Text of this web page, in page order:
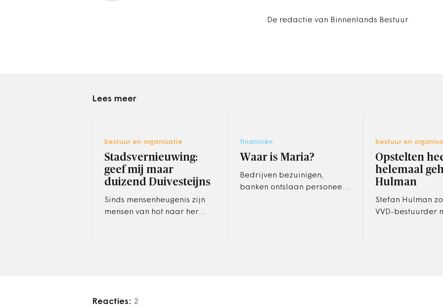
De redactie van Binnenlands Bestuur
Lees meer
bestuur en organisatie
Stadsvernieuwing:
geef mij maar
duizend Duivesteijns
Sinds mensenheugenis zijn
mensen van hot naar her
financiën
Waar is Maria?
Bedrijven bezuinigen,
banken ontslaan personeel,
bestuur en
Opstelten
helemaal
Hulman
Stefan Hulman
VVD-bestuurder
Reacties: 2